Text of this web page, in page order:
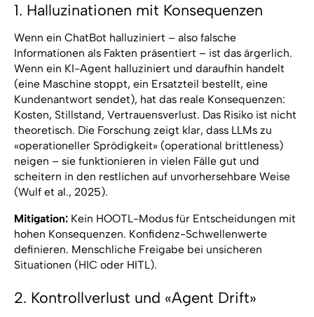
1. Halluzinationen mit Konsequenzen
Wenn ein ChatBot halluziniert – also falsche
Informationen als Fakten präsentiert – ist das ärgerlich.
Wenn ein KI-Agent halluziniert und daraufhin handelt
(eine Maschine stoppt, ein Ersatzteil bestellt, eine
Kundenantwort sendet), hat das reale Konsequenzen:
Kosten, Stillstand, Vertrauensverlust. Das Risiko ist nicht
theoretisch. Die Forschung zeigt klar, dass LLMs zu
«operationeller Sprödigkeit» (operational brittleness)
neigen – sie funktionieren in vielen Fälle gut und
scheitern in den restlichen auf unvorhersehbare Weise
(Wulf et al., 2025).
Mitigation:Kein HOOTL-Modus für Entscheidungen mit
hohen Konsequenzen. Konfidenz-Schwellenwerte
definieren. Menschliche Freigabe bei unsicheren
Situationen (HIC oder HITL).
2. Kontrollverlust und «Agent Drift»